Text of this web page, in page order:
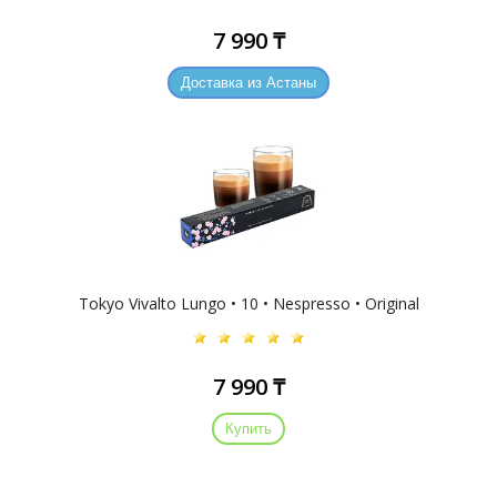
7 990 ₸
Доставка из Астаны
Tokyo Vivalto Lungo • 10 • Nespresso • Original
7 990 ₸
Купить